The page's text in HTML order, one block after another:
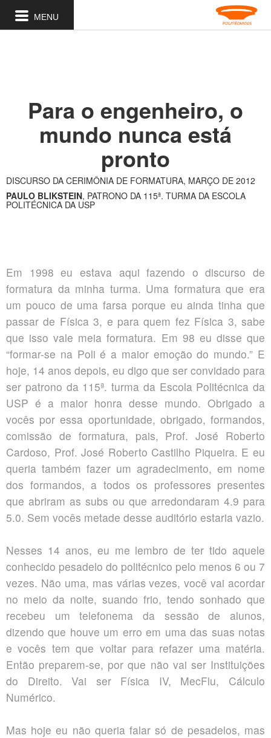
MENU
Para o engenheiro, o
mundo nunca está
pronto
DISCURSO DA CERIMÔNIA DE FORMATURA, MARÇO DE 2012
PAULO BLIKSTEIN, PATRONO DA 115ª. TURMA DA ESCOLA
POLITÉCNICA DA USP
Em 1998 eu estava aqui fazendo o discurso de
formatura da minha turma. Uma formatura que era
um pouco de uma farsa porque eu ainda tinha que
passar de Física 3, e para quem fez Física 3, sabe
que isso vale meia formatura. Em 98 eu disse que
“formar-se na Poli é a maior emoção do mundo.” E
hoje, 14 anos depois, eu digo que ser convidado para
ser patrono da 115ª. turma da Escola Politécnica da
USP é a maior honra desse mundo. Obrigado a
vocês por essa oportunidade, obrigado, formandos,
comissão de formatura, pais, Prof. José Roberto
Cardoso, Prof. José Roberto Castilho Piqueira. E eu
queria também fazer um agradecimento, em nome
dos formandos, a todos os professores presentes
que abriram as subs ou que arredondaram 4.9 para
5.0. Sem vocês metade desse auditório estaria vazio.
Nesses 14 anos, eu me lembro de ter tido aquele
conhecido pesadelo do politécnico pelo menos 6 ou 7
vezes. Não uma, mas várias vezes, você vai acordar
no meio da noite, suando frio, tendo sonhado que
recebeu um telefonema da sessão de alunos,
dizendo que houve um erro em uma das suas notas
e vocês tem que voltar para refazer uma matéria.
Então preparem-se, por que não vai ser Instituições
do Direito. Vai ser Física IV, MecFlu, Cálculo
Numérico.
Mas hoje eu não queria falar só de pesadelos, mas